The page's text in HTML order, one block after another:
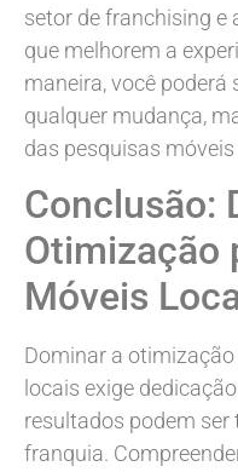
setor de franchising e
que melhorem a
maneira, você poderá
qualquer mudança,
das pesquisas
Conclusão:
Otimização
Móveis
Dominar a
locais exige
resultados podem
franquia.